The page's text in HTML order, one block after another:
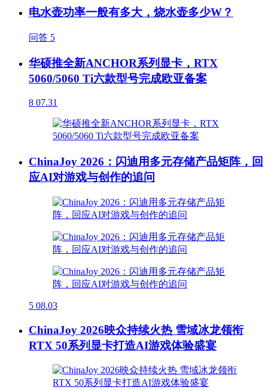
电水壶功率一般有多大，烧水壶多少W？
问答 5
华硕推全新ANCHOR系列显卡，RTX
5060/5060 Ti六款型号完成欧亚备案
8 07.31
ChinaJoy 2026：闪迪用多元存储产品矩阵，回
应AI对游戏与创作的追问
5 08.03
ChinaJoy 2026映众持续火热 雪域冰龙领衔
RTX 50系列显卡打造AI游戏体验盛宴